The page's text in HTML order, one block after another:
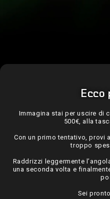
Ecco
Immagina stai per uscire di
500€, alla
Con un primo tentativo, provi
troppo
Raddrizzi leggermente
una seconda volta e
Sei